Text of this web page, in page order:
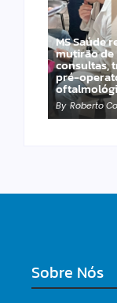
MS Saúde
mutirão de
consultas,
pré-
By Roberto
Imaginário
apresenta
duas
gratuitas
Julho
By Roberto
Sobre Nós